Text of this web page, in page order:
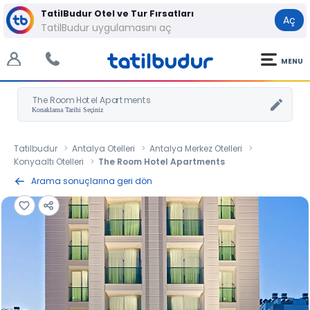
TatilBudur Otel ve Tur Fırsatları
TatilBudur uygulamasını aç
Aç
MENU
The Room Hotel Apartments
Tatilbudur Antalya Otelleri
Antalya Merkez Otelleri
Konyaaltı Otelleri
The Room Hotel Apartments
Arama sonuçlarına geri dön